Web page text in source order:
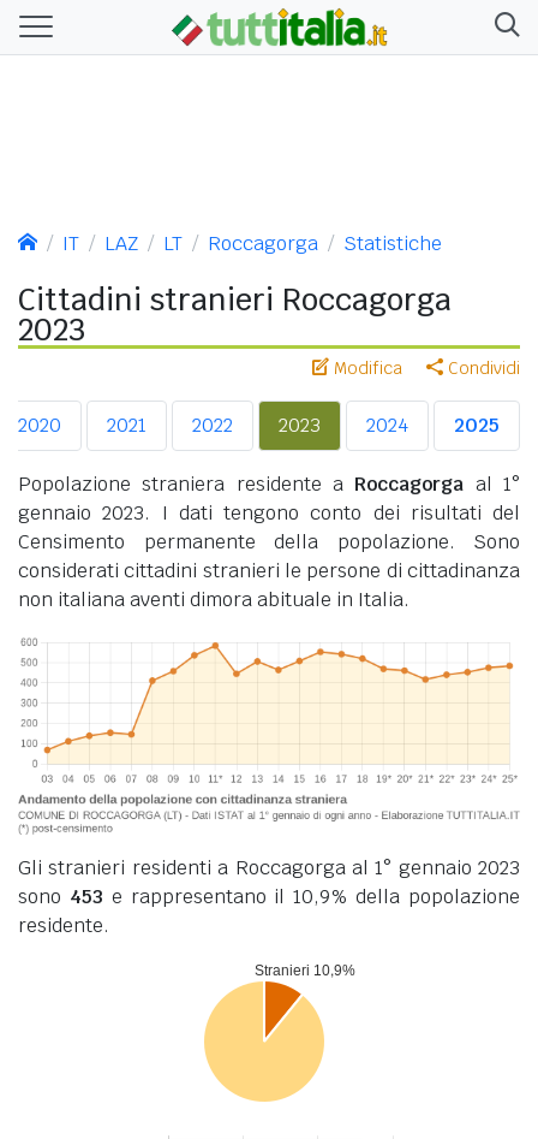
IT LAZ LT Roccagorga Statistiche
Cittadini stranieri Roccagorga
2023
Modifica Condividi
2020 2021 2022 2023 2024 2025
Popolazione straniera residente a Roccagorga al 1°
gennaio 2023. I dati tengono conto dei risultati del
Censimento permanente della popolazione. Sono
considerati cittadini stranieri le persone di cittadinanza
non italiana aventi dimora abituale in Italia.
Gli stranieri residenti a Roccagorga al 1° gennaio 2023
sono 453 e rappresentano il 10,9% della popolazione
residente.